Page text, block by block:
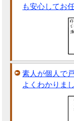
も安心してお
素人が個人で
よくわかりま